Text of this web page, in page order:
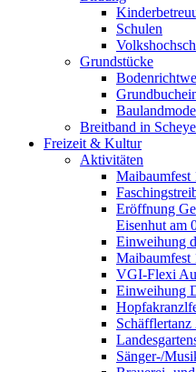
Schulen
Grundstücke
Breitband in
Freizeit & Kultur
Aktivitäten
Maibaumfest
Eröffnung
Eisenhut am
Einweihung
Maibaumfest
VGI-Flexi
Einweihung
Schäfflertanz
Sänger-/